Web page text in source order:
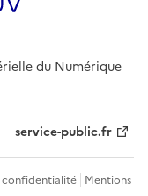
du Numérique
service-public.fr
confidentialité Mentions